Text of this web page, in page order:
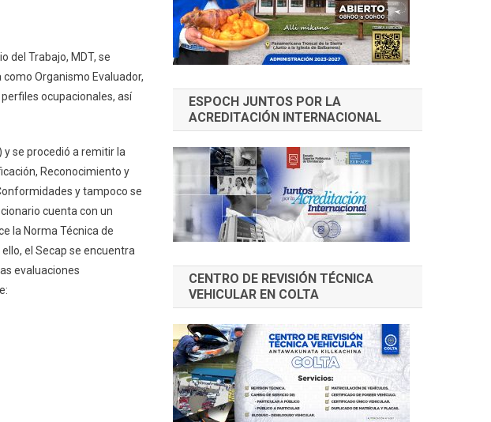
del Trabajo, MDT, se
Organismo Evaluador,
ocupacionales, así
se procedió a remitir la
Reconocimiento y
y tampoco se
cuenta con un
la Norma Técnica de
el Secap se encuentra
evaluaciones
ESPOCH JUNTOS POR LA
ACREDITACIÓN INTERNACIONAL
CENTRO DE REVISIÓN TÉCNICA
VEHICULAR EN COLTA